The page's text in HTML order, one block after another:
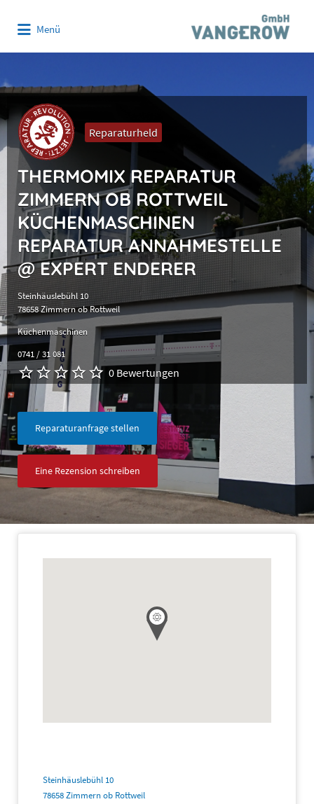
Menü
Reparaturheld
THERMOMIX REPARATUR
ZIMMERN OB ROTTWEIL
KÜCHENMASCHINEN
REPARATUR ANNAHMESTELLE
@ EXPERT ENDERER
Steinhäuslebühl 10
78658 Zimmern ob Rottweil
Küchenmaschinen
0741 / 31 081
0 Bewertungen
Reparaturanfrage stellen
Eine Rezension schreiben
Steinhäuslebühl 10
78658 Zimmern ob Rottweil